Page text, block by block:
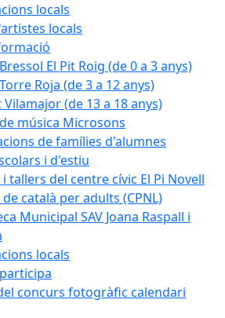
locals
locals
El Pit Roig (de 0 a 3 anys)
Roja (de 3 a 12 anys)
(de 13 a 18 anys)
música Microsons
de famílies d'alumnes
i d'estiu
i tallers del centre cívic El Pi Novell
català per adults (CPNL)
Municipal SAV Joana Raspall i
locals
concurs fotogràfic calendari